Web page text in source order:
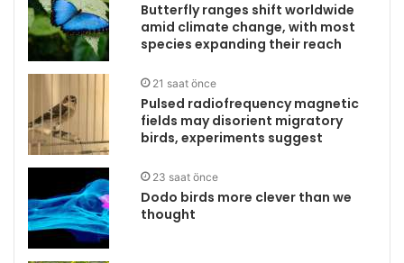
Butterfly ranges shift worldwide
amid climate change, with most
species expanding their reach
21 saat önce
Pulsed radiofrequency magnetic
fields may disorient migratory
birds, experiments suggest
23 saat önce
Dodo birds more clever than we
thought